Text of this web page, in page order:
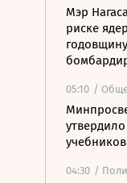
Мэр
риске
05:10 /
учебников
04:30 /